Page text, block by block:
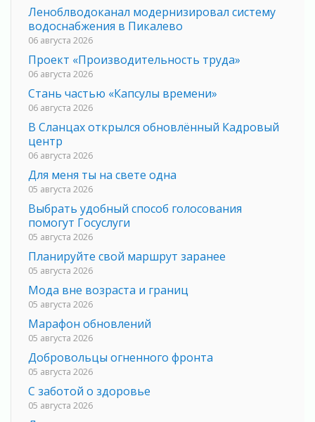
Леноблводоканал модернизировал систему
водоснабжения в Пикалево
06 августа 2026
Проект «Производительность труда»
06 августа 2026
Стань частью «Капсулы времени»
06 августа 2026
В Сланцах открылся обновлённый Кадровый
центр
06 августа 2026
Для меня ты на свете одна
05 августа 2026
Выбрать удобный способ голосования
помогут Госуслуги
05 августа 2026
Планируйте свой маршрут заранее
05 августа 2026
Мода вне возраста и границ
05 августа 2026
Марафон обновлений
05 августа 2026
Добровольцы огненного фронта
05 августа 2026
С заботой о здоровье
05 августа 2026